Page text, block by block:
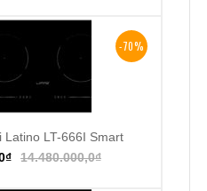
-70%
Thêm vào giỏ hàng
Latino LT-666I Smart
14.480.000,0₫
₫